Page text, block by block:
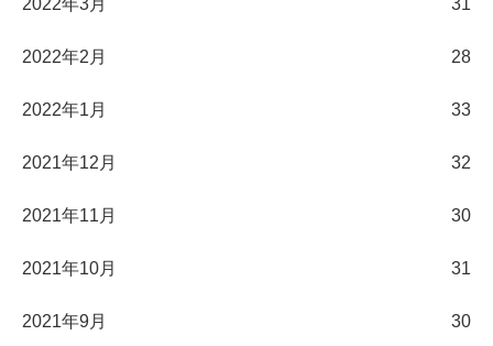
2022年2月 28
2022年1月 33
2021年12月 32
2021年11月 30
2021年10月 31
2021年9月 30